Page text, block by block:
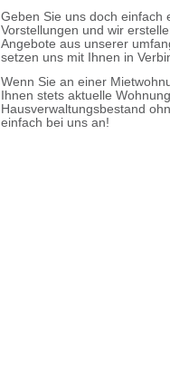
Geben Sie uns doch einfach
Vorstellungen und wir
Angebote aus unserer
setzen uns mit Ihnen in
Wenn Sie an einer
Ihnen stets aktuelle
Hausverwaltungsbestand
einfach bei uns an!